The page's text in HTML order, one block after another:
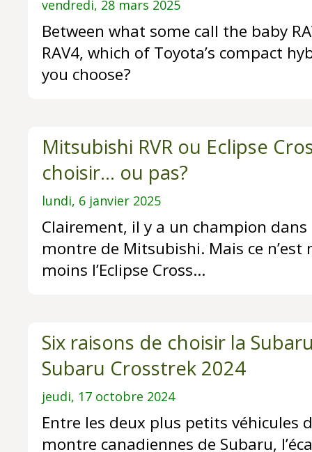
vendredi, 28 mars 2025
Between what some call the baby
RAV4, which of Toyota’s compact
you choose?
Mitsubishi RVR ou Eclipse
choisir… ou pas?
lundi, 6 janvier 2025
Clairement, il y a un champion dans
montre de Mitsubishi. Mais ce n’est
moins l’Eclipse Cross…
Six raisons de choisir la
Subaru Crosstrek 2024
jeudi, 17 octobre 2024
Entre les deux plus petits véhicules
montre canadiennes de Subaru,